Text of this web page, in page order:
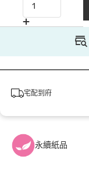
宅配到府
永續紙品